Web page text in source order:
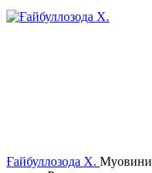
Ғайбуллозода Х. Муовини